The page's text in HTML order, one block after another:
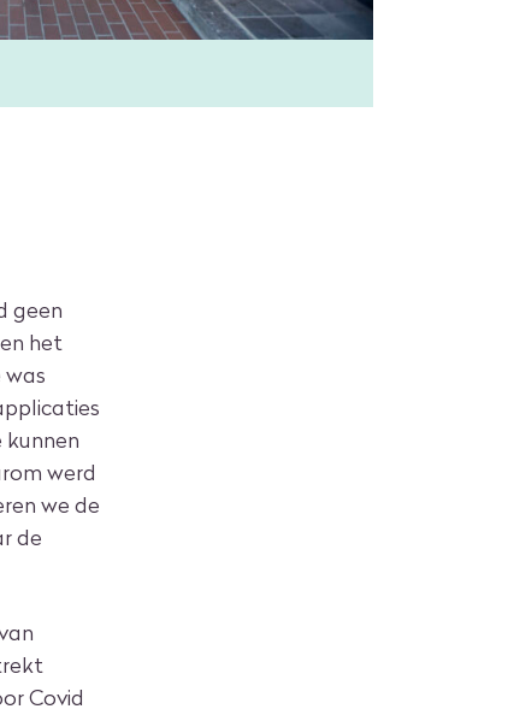
geen
het
was
werd
we de
de
Covid